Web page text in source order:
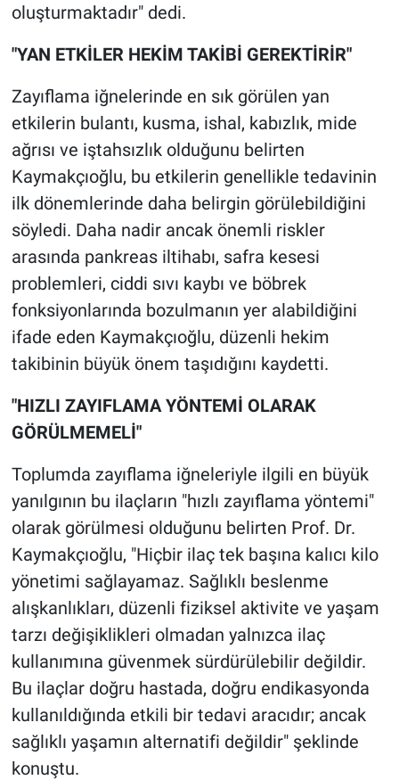
oluşturmaktadır" dedi.
"YAN ETKİLER HEKİM TAKİBİ GEREKTİRİR"
Zayıflama iğnelerinde en sık görülen yan
etkilerin bulantı, kusma, ishal, kabızlık, mide
ağrısı ve iştahsızlık olduğunu belirten
Kaymakçıoğlu, bu etkilerin genellikle tedavinin
ilk dönemlerinde daha belirgin görülebildiğini
söyledi. Daha nadir ancak önemli riskler
arasında pankreas iltihabı, safra kesesi
problemleri, ciddi sıvı kaybı ve böbrek
fonksiyonlarında bozulmanın yer alabildiğini
ifade eden Kaymakçıoğlu, düzenli hekim
takibinin büyük önem taşıdığını kaydetti.
"HIZLI ZAYIFLAMA YÖNTEMİ OLARAK
GÖRÜLMEMELİ"
Toplumda zayıflama iğneleriyle ilgili en büyük
yanılgının bu ilaçların "hızlı zayıflama yöntemi"
olarak görülmesi olduğunu belirten Prof. Dr.
Kaymakçıoğlu, "Hiçbir ilaç tek başına kalıcı kilo
yönetimi sağlayamaz. Sağlıklı beslenme
alışkanlıkları, düzenli fiziksel aktivite ve yaşam
tarzı değişiklikleri olmadan yalnızca ilaç
kullanımına güvenmek sürdürülebilir değildir.
Bu ilaçlar doğru hastada, doğru endikasyonda
kullanıldığında etkili bir tedavi aracıdır; ancak
sağlıklı yaşamın alternatifi değildir" şeklinde
konuştu.